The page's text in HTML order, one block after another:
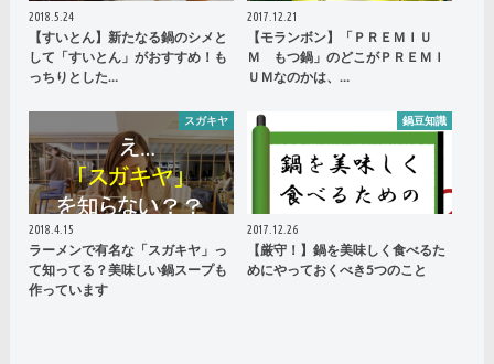
2018.5.24
【すいとん】新たなる鍋のシメと
して「すいとん」がおすすめ！も
っちりとした…
2017.12.21
【モランボン】「ＰＲＥＭＩＵ
Ｍ もつ鍋」のどこがＰＲＥＭＩ
ＵＭなのかは、…
スガキヤ
2018.4.15
ラーメンで有名な「スガキヤ」っ
て知ってる？美味しい鍋スープも
作っています
鍋豆知識
2017.12.26
【厳守！】鍋を美味しく食べるた
めにやっておくべき5つのこと